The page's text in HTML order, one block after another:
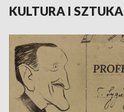
KULTURA I SZTUKA